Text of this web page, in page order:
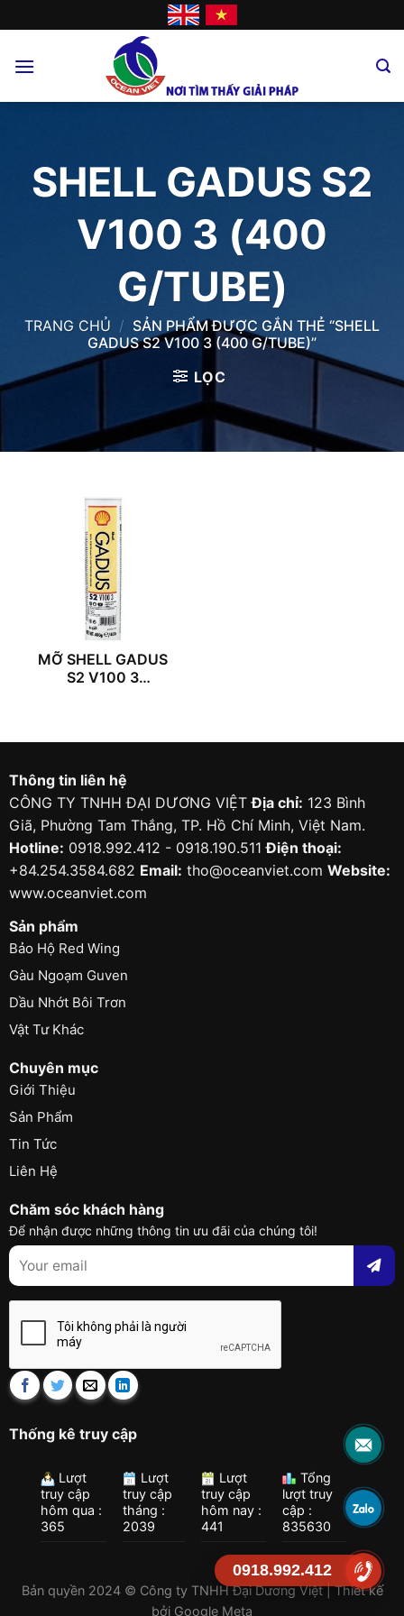
to
SHELL GADUS S2
V100 3 (400
G/TUBE)
TRANG CHỦ / SẢN PHẨM ĐƯỢC GẮN THẺ “SHELL
GADUS S2 V100 3 (400 G/TUBE)”
LỌC
MỠ SHELL GADUS
S2 V100 3
Thông tin liên hệ
CÔNG TY TNHH ĐẠI DƯƠNG VIỆTĐịa chỉ: 123 Bình
Giã, Phường Tam Thắng, TP. Hồ Chí Minh, Việt Nam.
Hotline: 0918.992.412 - 0918.190.511Điện thoại:
+84.254.3584.682 Email: tho@oceanviet.com Website:
www.oceanviet.com
Sản phẩm
Bảo Hộ Red Wing
Gàu Ngoạm Guven
Dầu Nhớt Bôi Trơn
Vật Tư Khác
Chuyên mục
Giới Thiệu
Sản Phẩm
Tin Tức
Liên Hệ
Chăm sóc khách hàng
Để nhận được những thông tin ưu đãi của chúng tôi!
Thống kê truy cập
Lượt
truy cập
hôm qua :
365
Lượt
truy cập
tháng :
2039
Lượt
truy cập
hôm nay :
441
Tổng
lượt truy
cập :
835630
Bản quyền 2024 © Công ty TNHH Đại Dương Việt | Thiết kế
bởi Google Meta
0918.992.412